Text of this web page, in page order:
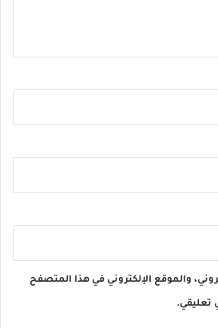
والموقع الإلكتروني في هذا المتصفح
تعليقي.